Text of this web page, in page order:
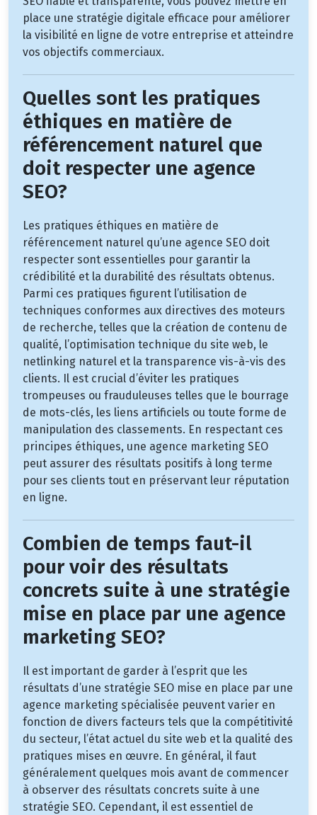
place une stratégie digitale efficace pour améliorer
la visibilité en ligne de votre entreprise et atteindre
vos objectifs commerciaux.
Quelles sont les pratiques
éthiques en matière de
référencement naturel que
doit respecter une agence
SEO?
Les pratiques éthiques en matière de
référencement naturel qu’une agence SEO doit
respecter sont essentielles pour garantir la
crédibilité et la durabilité des résultats obtenus.
Parmi ces pratiques figurent l’utilisation de
techniques conformes aux directives des moteurs
de recherche, telles que la création de contenu de
qualité, l’optimisation technique du site web, le
netlinking naturel et la transparence vis-à-vis des
clients. Il est crucial d’éviter les pratiques
trompeuses ou frauduleuses telles que le bourrage
de mots-clés, les liens artificiels ou toute forme de
manipulation des classements. En respectant ces
principes éthiques, une agence marketing SEO
peut assurer des résultats positifs à long terme
pour ses clients tout en préservant leur réputation
en ligne.
Combien de temps faut-il
pour voir des résultats
concrets suite à une stratégie
mise en place par une agence
marketing SEO?
Il est important de garder à l’esprit que les
résultats d’une stratégie SEO mise en place par une
agence marketing spécialisée peuvent varier en
fonction de divers facteurs tels que la compétitivité
du secteur, l’état actuel du site web et la qualité des
pratiques mises en œuvre. En général, il faut
généralement quelques mois avant de commencer
à observer des résultats concrets suite à une
stratégie SEO. Cependant, il est essentiel de